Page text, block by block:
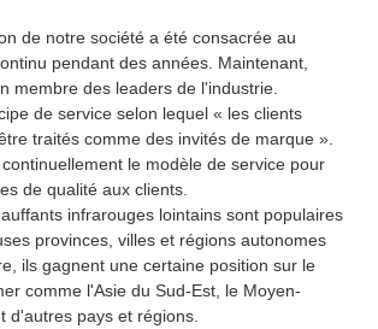
de notre société a été consacrée au
pendant des années. Maintenant,
membre des leaders de l'industrie.
de service selon lequel « les clients
traités comme des invités de marque ».
le modèle de service pour
de qualité aux clients.
infrarouges lointains sont populaires
provinces, villes et régions autonomes
ils gagnent une certaine position sur le
comme l'Asie du Sud-Est, le Moyen-
d'autres pays et régions.